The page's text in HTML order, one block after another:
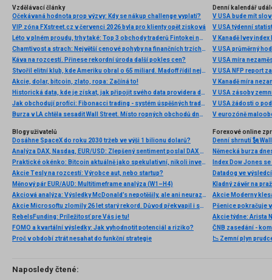
Vzdělávací články
Očekávaná hodnota prop výzvy: Kdy se nákup challenge vyplatí?
VIP zóna FXstreet.cz v červenci 2026 byla pro klienty opět zisková
Léto v plném proudu, trhy také: Top 3 obchody traderů Fintokei na indexech a zlatě
Chamtivost a strach: Největší cenové pohyby na finančních trzích (červenec 2026)
Káva na rozcestí. Přinese rekordní úroda další pokles cen?
Stvořil elitní klub, kde Ameriku obral o 65 miliard. Madoff řídil největší Ponzi dějin
Akcie, dolar, bitcoin, zlato, ropa: Začíná to!
Historická data, kde je získat, jak připojit svého data providera do MultiCharts a proč je budeme potřebovat? (4. díl)
Jak obchodují profíci: Fibonacci trading - systém úspěšných traderů
Burza v LA chtěla sesadit Wall Street. Místo ropných obchodů dnes místem duní basy
Denní kalendář
V USA bude mít
V USA týdenní
V Kanadě Ivey index
V USA průměrný
V USA míra
V USA NFP report
V Kanadě míra
V USA zásoby
V USA žádosti o
V eurozóně
Blogy uživatelů
Dosáhne SpaceX do roku 2030 tržeb ve výši 1 bilionu dolarů?
Analýza DAX, Nasdaq, EUR/USD: Zlepšený sentiment poslal DAX na nová maxima
Praktické okénko: Bitcoin aktuálně jako spekulativní, nikoli investiční aktivum
Akcie Tesly na rozcestí: Výrobce aut, nebo startup?
Měnový pár EUR/AUD: Multitimeframe analýza (W1–H4)
Akciová analýza: Výsledky McDonald’s nepotěšily, ale ani neurazily. Jakou vizi společnost prezentovala?
Akcie Microsoftu zlomily 26 let starý rekord. Důvod překvapil i samotné investory
RebelsFunding: Príležitosť pre Vás je tu!
FOMO a kvartální výsledky: Jak vyhodnotit potenciál a riziko?
Proč v období ztrát nesahat do funkční strategie
Forexové online
Index Dow Jones
Kladný závěr na
ČNB zasedání -
📉 Zemní plyn
Naposledy čtené: